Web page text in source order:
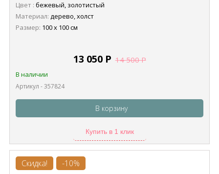
Цвет : бежевый, золотистый
Материал: дерево, холст
Размер: 100 х 100 см
13 050 Р 14 500Р
В наличии
Артикул - 357824
В корзину
Купить в 1 клик
Скидка! -10%